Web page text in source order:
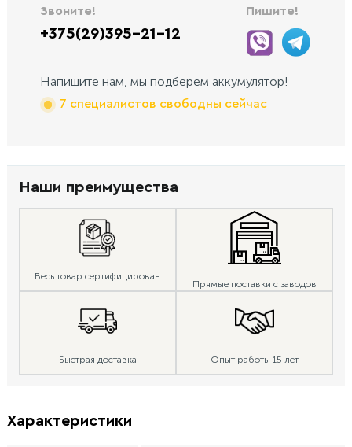
Звоните!
+375(29)395-21-12
Пишите!
Напишите нам, мы подберем аккумулятор!
7 специалистов свободны сейчас
Наши преимущества
Весь товар сертифицирован
Прямые поставки с заводов
Быстрая доставка Опыт работы 15 лет
Характеристики